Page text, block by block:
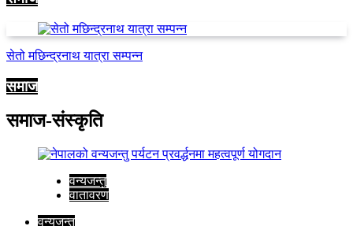
सेतो मछिन्द्रनाथ यात्रा सम्पन्न
समाज
समाज-संस्कृति
वन्यजन्तु
वातावरण
वन्यजन्तु